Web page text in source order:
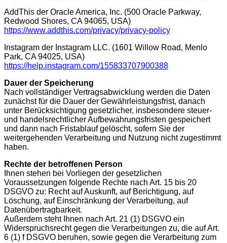
AddThis der Oracle America, Inc. (500 Oracle Parkway,
Redwood Shores, CA 94065, USA)
https://www.addthis.com/privacy/privacy-policy
Instagram der Instagram LLC. (1601 Willow Road, Menlo
Park, CA 94025, USA)
https://help.instagram.com/155833707900388
Dauer der Speicherung
Nach vollständiger Vertragsabwicklung werden die Daten
zunächst für die Dauer der Gewährleistungsfrist, danach
unter Berücksichtigung gesetzlicher, insbesondere steuer-
und handelsrechtlicher Aufbewahrungsfristen gespeichert
und dann nach Fristablauf gelöscht, sofern Sie der
weitergehenden Verarbeitung und Nutzung nicht zugestimmt
haben.
Rechte der betroffenen Person
Ihnen stehen bei Vorliegen der gesetzlichen
Voraussetzungen folgende Rechte nach Art. 15 bis 20
DSGVO zu: Recht auf Auskunft, auf Berichtigung, auf
Löschung, auf Einschränkung der Verarbeitung, auf
Datenübertragbarkeit.
Außerdem steht Ihnen nach Art. 21 (1) DSGVO ein
Widerspruchsrecht gegen die Verarbeitungen zu, die auf Art.
6 (1) f DSGVO beruhen, sowie gegen die Verarbeitung zum